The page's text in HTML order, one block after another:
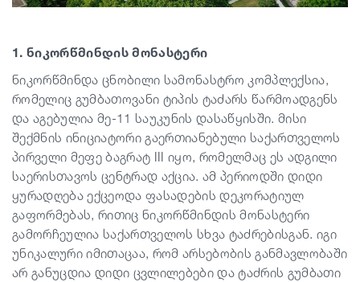
1. ნიკორწმინდის მონასტერი
ნიკორწმინდა ცნობილი სამონასტრო კომპლექსია,
რომელიც გუმბათოვანი ტიპის ტაძარს წარმოადგენს
და აგებულია მე-11 საუკუნის დასაწყისში. მისი
შექმნის ინიციატორი გაერთიანებული საქართველოს
პირველი მეფე ბაგრატ III იყო, რომელმაც ეს ადგილი
საერისთავოს ცენტრად აქცია. ამ პერიოდში დიდი
ყურადღება ექცეოდა ფასადების დეკორატიულ
გაფორმებას, რითიც ნიკორწმინდის მონასტერი
გამორჩეულია საქართველოს სხვა ტაძრებისგან. იგი
უნიკალური იმითაცაა, რომ არსებობის განმავლობაში
არ განუცდია დიდი ცვლილებები და ტაძრის გუმბათი